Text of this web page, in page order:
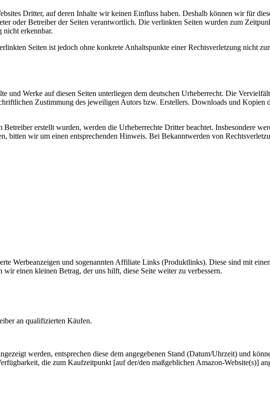
Dritter, auf deren Inhalte wir keinen Einfluss haben. Deshalb können wir für
oder Betreiber der Seiten verantwortlich. Die verlinkten Seiten wurden zum
nicht erkennbar.
Seiten ist jedoch ohne konkrete Anhaltspunkte einer Rechtsverletzung nicht
und Werke auf diesen Seiten unterliegen dem deutschen Urheberrecht. Die
Zustimmung des jeweiligen Autors bzw. Erstellers. Downloads und
erstellt wurden, werden die Urheberrechte Dritter beachtet. Insbesondere
bitten wir um einen entsprechenden Hinweis. Bei Bekanntwerden von
Werbeanzeigen und sogenannten Affiliate Links (Produktlinks). Diese sind mit
einen kleinen Betrag, der uns hilft, diese Seite weiter zu verbessern.
an qualifizierten Käufen.
werden, entsprechen diese dem angegebenen Stand (Datum/Uhrzeit) und
die zum Kaufzeitpunkt [auf der/den maßgeblichen Amazon-Website(s)]